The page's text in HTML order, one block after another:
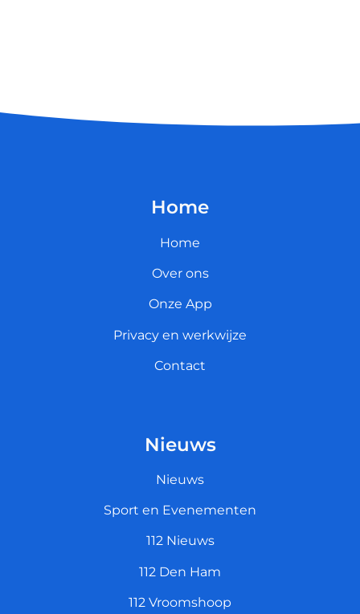
Home
Home
Over ons
Onze App
Privacy en werkwijze
Contact
Nieuws
Nieuws
Sport en Evenementen
112 Nieuws
112 Den Ham
112 Vroomshoop